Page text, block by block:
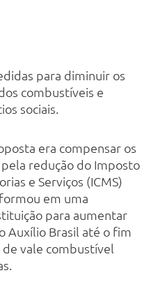
para diminuir os
combustíveis e
sociais.
era compensar os
redução do Imposto
e Serviços (ICMS)
em uma
para aumentar
Auxílio Brasil até o fim
de vale combustível